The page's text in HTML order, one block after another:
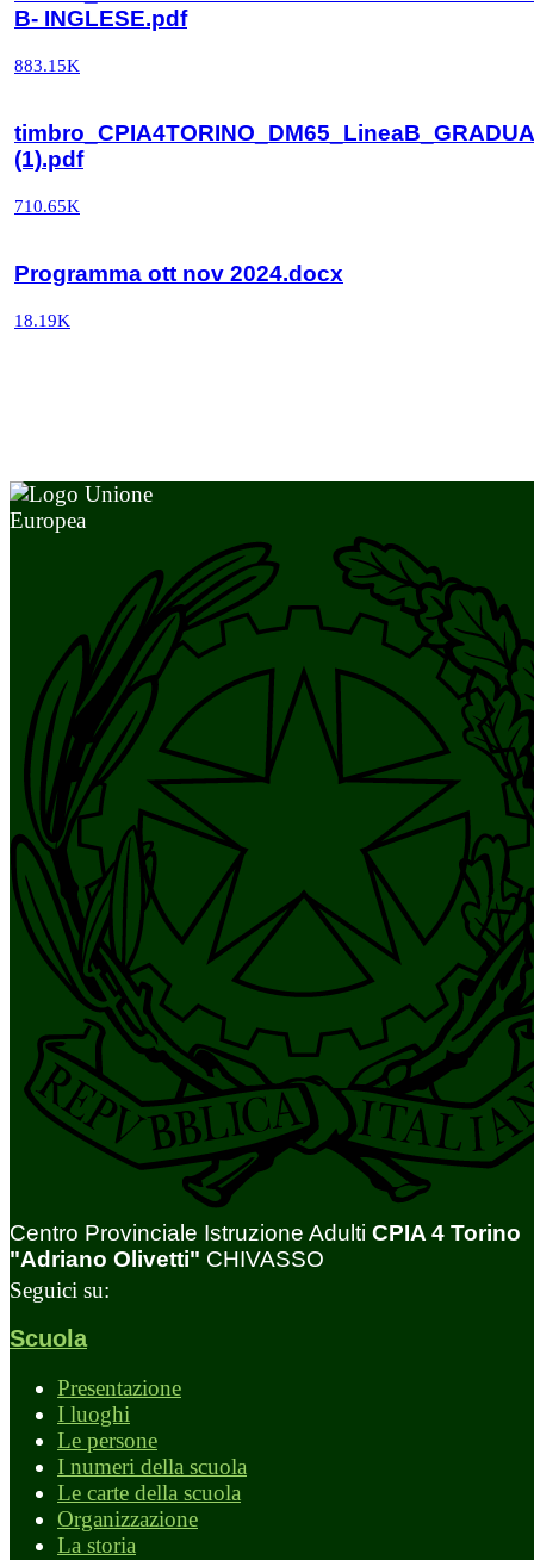
B- INGLESE.pdf
883.15K
(1).pdf
710.65K
Programma ott nov 2024.docx
18.19K
Centro Provinciale Istruzione Adulti CPIA 4 Torino
"Adriano Olivetti" CHIVASSO
Seguici su:
Scuola
Presentazione
I luoghi
Le persone
I numeri della scuola
Le carte della scuola
Organizzazione
La storia